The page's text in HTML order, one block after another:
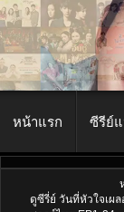
หน้าแรก ซีรีย์
ดูซีรี่ย์ วันที่หัวใจเผล